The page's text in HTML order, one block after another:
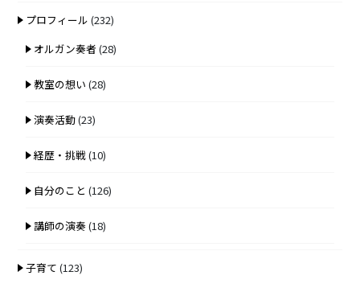
プロフィール (232)
オルガン奏者 (28)
教室の想い (28)
演奏活動(23)
経歴・挑戦(10)
自分のこと (126)
講師の演奏(18)
子育て (123)